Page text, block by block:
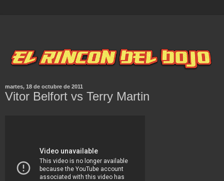
martes, 18 de octubre de 2011
Vitor Belfort vs Terry Martin